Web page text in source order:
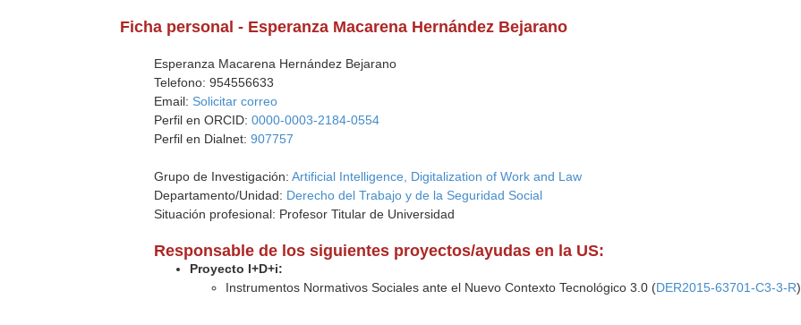
Ficha personal - Esperanza Macarena Hernández Bejarano
Esperanza Macarena Hernández Bejarano
Telefono: 954556633
Email: Solicitar correo
Perfil en ORCID:0000-0003-2184-0554
Perfil en Dialnet:907757
Grupo de Investigación:Artificial Intelligence, Digitalization of Work and Law
Departamento/Unidad: Derecho del Trabajo y de la Seguridad Social
Situación profesional: Profesor Titular de Universidad
Responsable de los siguientes proyectos/ayudas en la US:
Proyecto I+D+i:
Instrumentos Normativos Sociales ante el Nuevo Contexto Tecnológico 3.0 (DER2015-63701-C3-3-R)